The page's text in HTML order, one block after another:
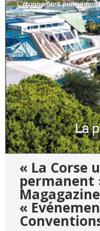
« La Corse
permanent
«